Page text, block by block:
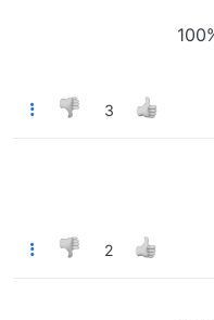
שהרכב שימש לצורך
לי והמוכר לא היה מוכן
3
2